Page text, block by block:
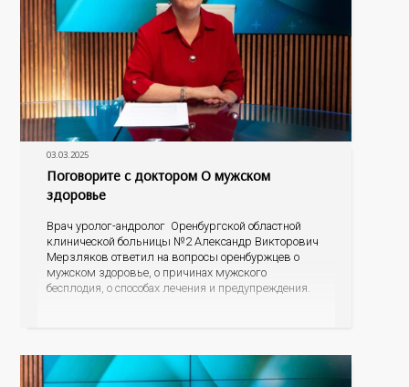
03.03.2025
Поговорите с доктором О мужском
здоровье
Врач уролог-андролог Оренбургской областной
клинической больницы №2 Александр Викторович
Мерзляков ответил на вопросы оренбуржцев о
мужском здоровье, о причинах мужского
бесплодия, о способах лечения и предупреждения.